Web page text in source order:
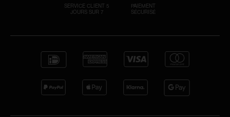
SERVICE CLIENT 5
JOURS SUR 7
PAIEMENT
SÉCURISÉ